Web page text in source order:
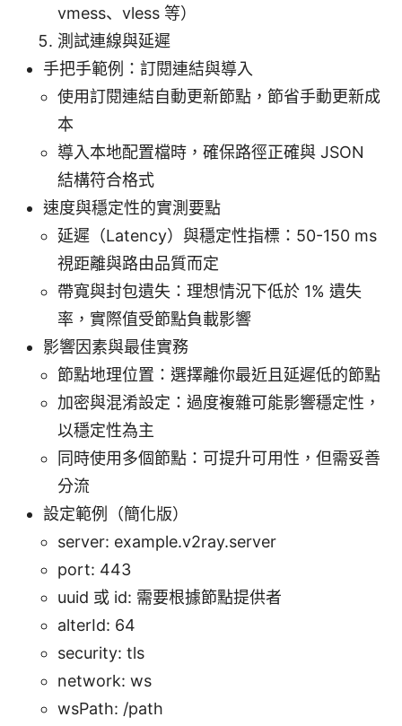
vmess、vless 等）
測試連線與延遲
手把手範例：訂閱連結與導入
使用訂閱連結自動更新節點，節省手動更新成
本
導入本地配置檔時，確保路徑正確與 JSON
結構符合格式
速度與穩定性的實測要點
延遲（Latency）與穩定性指標：50-150 ms
視距離與路由品質而定
帶寬與封包遺失：理想情況下低於 1% 遺失
率，實際值受節點負載影響
影響因素與最佳實務
節點地理位置：選擇離你最近且延遲低的節點
加密與混淆設定：過度複雜可能影響穩定性，
以穩定性為主
同時使用多個節點：可提升可用性，但需妥善
分流
設定範例（簡化版）
server: example.v2ray.server
port: 443
uuid 或 id: 需要根據節點提供者
alterId: 64
security: tls
network: ws
wsPath: /path